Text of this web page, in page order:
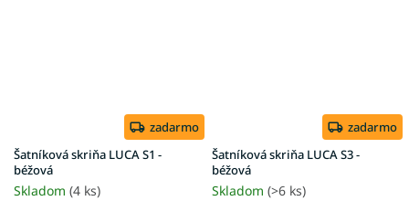
zadarmo
Šatníková skriňa LUCA S1 -
béžová
Skladom (4 ks)
zadarmo
Šatníková skriňa LUCA S3 -
béžová
Skladom (>6 ks)